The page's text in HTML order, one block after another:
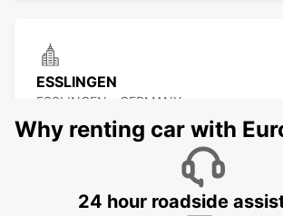
ESSLINGEN
ESSLINGEN - GERMANY
Why renting car with
24 hour roadside